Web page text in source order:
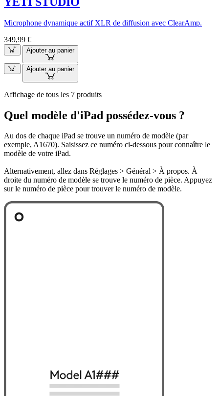
Microphone dynamique actif XLR de diffusion avec ClearAmp.
349,99 €
Ajouter au panier
Ajouter au panier
Affichage de tous les 7 produits
Quel modèle d'iPad possédez-vous ?
Au dos de chaque iPad se trouve un numéro de modèle (par
exemple, A1670). Saisissez ce numéro ci-dessous pour connaître le
modèle de votre iPad.
Alternativement, allez dans Réglages > Général > À propos. À
droite du numéro de modèle se trouve le numéro de pièce. Appuyez
sur le numéro de pièce pour trouver le numéro de modèle.